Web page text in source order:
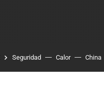
Seguridad Calor China